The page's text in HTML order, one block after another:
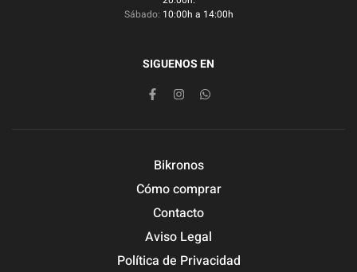
Sábado: 10:00h a 14:00h
SIGUENOS EN
Bikronos
Cómo comprar
Contacto
Aviso Legal
Política de Privacidad